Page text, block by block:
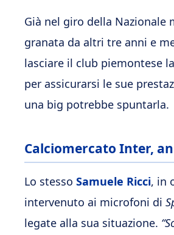
Già nel giro della Nazionale
granata da altri tre anni e
lasciare il club piemontese
per assicurarsi le sue
una big potrebbe spuntarla.
Calciomercato Inter,
Lo stesso Samuele Ricci, in
intervenuto ai microfoni di
legate alla sua situazione.